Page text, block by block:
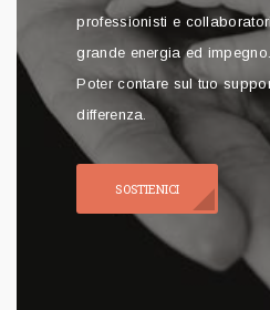
professionisti e
grande energia ed impegno.
Poter contare sul tuo
differenza.
SOSTIENICI